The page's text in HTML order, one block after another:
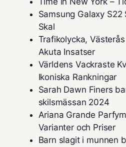
Samsung Galaxy
Skal
Trafikolycka,
Akuta Insatser
Världens Vackraste
Ikoniska Rankningar
Sarah Dawn Finers
skilsmässan 2024
Ariana Grande
Varianter och Priser
Barn slagit i munnen